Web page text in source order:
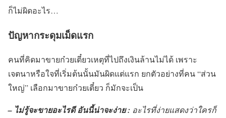
ก็ไม่ผิดอะไร…
ปัญหากระดุมเม็ดแรก
คนที่คิดมาขายก๋วยเตี๋ยวเหตุที่ไปถึงเงินล้านไม่ได้ เพราะ
เจตนาหรือใจที่เริ่มต้นนั้นมันผิดแต่แรก ยกตัวอย่างที่คน “ส่วน
ใหญ่” เลือกมาขายก๋วยเตี๋ยว ก็มักจะเป็น
– ไม่รู้จะขายอะไรดี อันนี้น่าจะง่าย : อะไรที่ง่ายแสดงว่าใครก็